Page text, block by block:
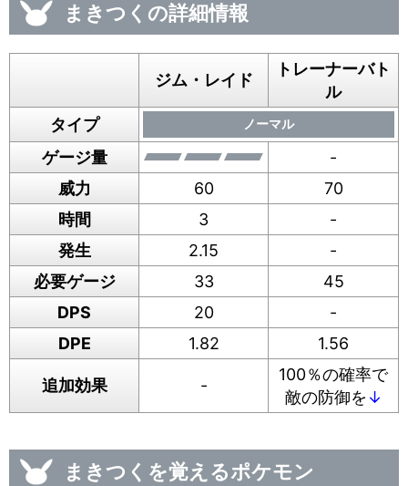
まきつくの詳細情報
ジム・レイド
トレーナーバト
ル
タイプ
ノーマル
ゲージ量
-
威力
60
70
時間
3
-
発生
2.15
-
必要ゲージ
33
45
DPS
20
-
DPE
1.82 1.56
追加効果 -
100％の確率で
敵の防御を ↓
まきつくを覚えるポケモン